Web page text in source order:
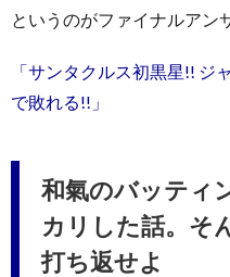
というのがファイナルアン
「サンタクルス初黒星!! ジ
で敗れる!!」
和氣のバッティ
カリした話。そ
打ち返せよ